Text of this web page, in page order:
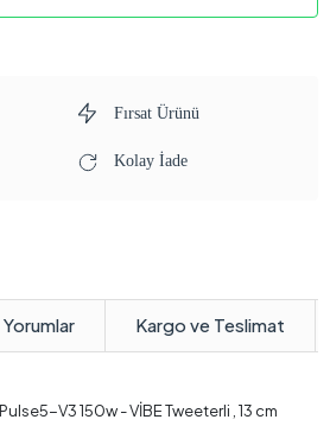
Fırsat Ürünü
Kolay İade
Yorumlar Kargo ve Teslimat
V3 150w - VİBE Tweeterli , 13 cm